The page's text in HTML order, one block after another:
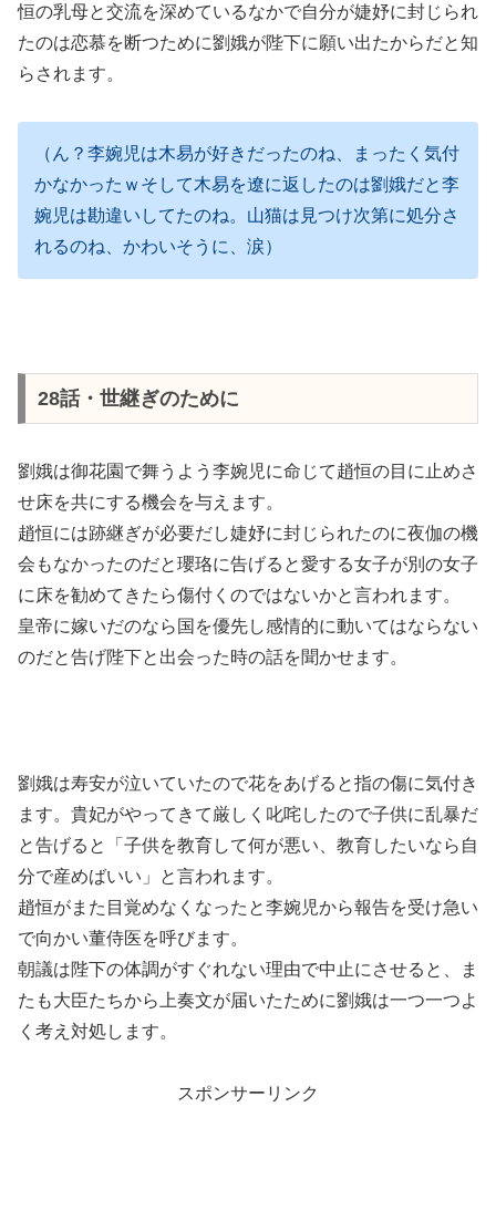
恒の乳母と交流を深めているなかで自分が婕妤に封じられ
たのは恋慕を断つために劉娥が陛下に願い出たからだと知
らされます。
（ん？李婉児は木易が好きだったのね、まったく気付
かなかったｗそして木易を遼に返したのは劉娥だと李
婉児は勘違いしてたのね。山猫は見つけ次第に処分さ
れるのね、かわいそうに、涙）
28話・世継ぎのために
劉娥は御花園で舞うよう李婉児に命じて趙恒の目に止めさ
せ床を共にする機会を与えます。
趙恒には跡継ぎが必要だし婕妤に封じられたのに夜伽の機
会もなかったのだと瓔珞に告げると愛する女子が別の女子
に床を勧めてきたら傷付くのではないかと言われます。
皇帝に嫁いだのなら国を優先し感情的に動いてはならない
のだと告げ陛下と出会った時の話を聞かせます。
劉娥は寿安が泣いていたので花をあげると指の傷に気付き
ます。貴妃がやってきて厳しく叱咤したので子供に乱暴だ
と告げると「子供を教育して何が悪い、教育したいなら自
分で産めばいい」と言われます。
趙恒がまた目覚めなくなったと李婉児から報告を受け急い
で向かい董侍医を呼びます。
朝議は陛下の体調がすぐれない理由で中止にさせると、ま
たも大臣たちから上奏文が届いたために劉娥は一つ一つよ
く考え対処します。
スポンサーリンク